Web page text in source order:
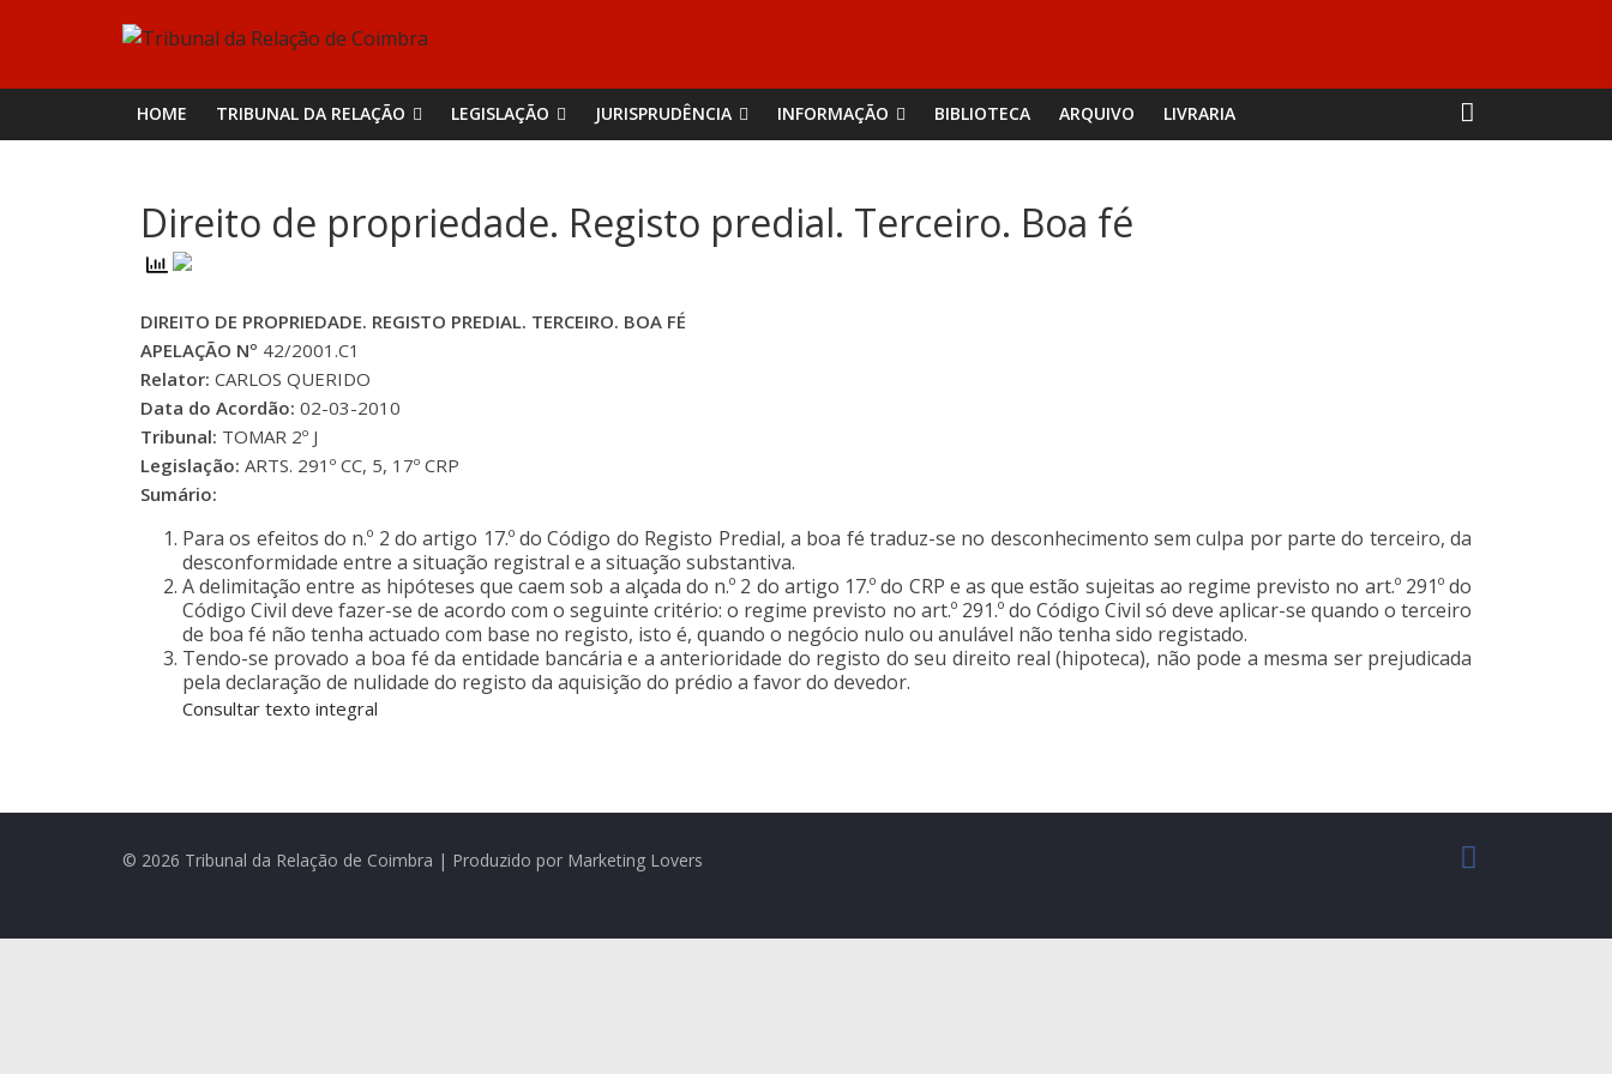
Tribunal
da
Relação
de
Coimbra
HOME TRIBUNAL DA RELAÇÃO LEGISLAÇÃO JURISPRUDÊNCIA INFORMAÇÃO BIBLIOTECA ARQUIVO LIVRARIA
Direito de propriedade. Registo predial. Terceiro. Boa fé
DIREITO DE PROPRIEDADE. REGISTO PREDIAL. TERCEIRO. BOA FÉ
APELAÇÃO Nº 42/2001.C1
Relator: CARLOS QUERIDO
Data do Acordão: 02-03-2010
Tribunal: TOMAR 2º J
Legislação: ARTS. 291º CC, 5, 17º CRP
Sumário:
Para os efeitos do n.º 2 do artigo 17.º do Código do Registo Predial, a boa fé traduz-se no desconhecimento sem culpa por parte do terceiro, da
desconformidade entre a situação registral e a situação substantiva.
A delimitação entre as hipóteses que caem sob a alçada do n.º 2 do artigo 17.º do CRP e as que estão sujeitas ao regime previsto no art.º 291º do
Código Civil deve fazer-se de acordo com o seguinte critério: o regime previsto no art.º 291.º do Código Civil só deve aplicar-se quando o terceiro
de boa fé não tenha actuado com base no registo, isto é, quando o negócio nulo ou anulável não tenha sido registado.
Tendo-se provado a boa fé da entidade bancária e a anterioridade do registo do seu direito real (hipoteca), não pode a mesma ser prejudicada
pela declaração de nulidade do registo da aquisição do prédio a favor do devedor.
Consultar texto integral
© 2026 Tribunal da Relação de Coimbra | Produzido por Marketing Lovers